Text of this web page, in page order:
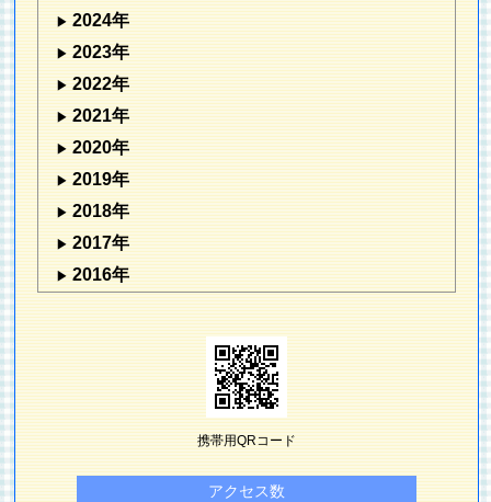
2024年
2023年
2022年
2021年
2020年
2019年
2018年
2017年
2016年
携帯用QRコード
アクセス数